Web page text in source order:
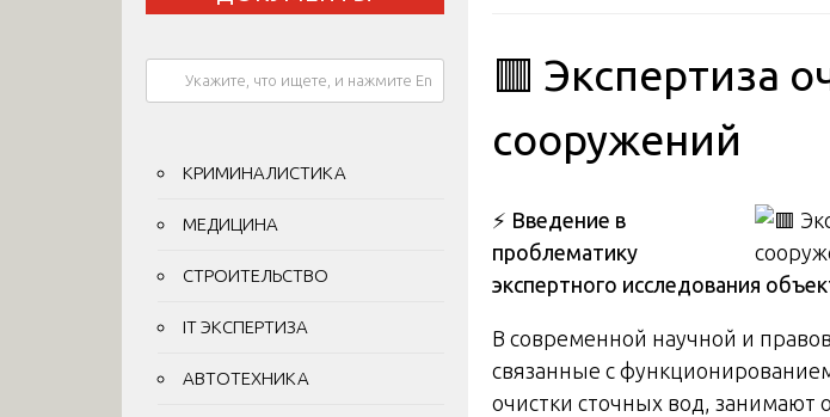
🟥 Экспертиза
сооружений
⚡ Введение в
проблематику
экспертного исследования
В современной научной и
связанные с
очистки сточных вод,
КРИМИНАЛИСТИКА
МЕДИЦИНА
СТРОИТЕЛЬСТВО
IT ЭКСПЕРТИЗА
АВТОТЕХНИКА